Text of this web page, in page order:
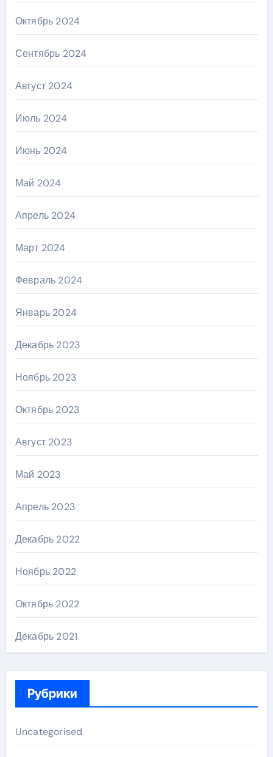
Октябрь 2024
Сентябрь 2024
Август 2024
Июль 2024
Июнь 2024
Май 2024
Апрель 2024
Март 2024
Февраль 2024
Январь 2024
Декабрь 2023
Ноябрь 2023
Октябрь 2023
Август 2023
Май 2023
Апрель 2023
Декабрь 2022
Ноябрь 2022
Октябрь 2022
Декабрь 2021
Рубрики
Uncategorised